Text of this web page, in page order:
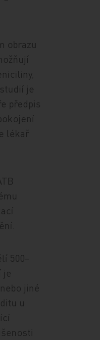
obrazu
je
předpis
lékař
500–
je
jiné
u